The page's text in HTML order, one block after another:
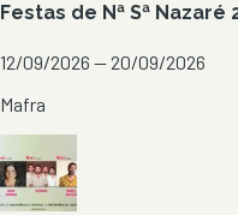
Festas de Nª Sª
12/09/2026 — 20/09/2026
Mafra